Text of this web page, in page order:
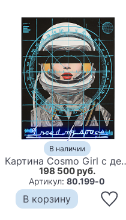
В наличии
Картина Cosmo
198 500 руб.
Артикул:80.199-0
В корзину